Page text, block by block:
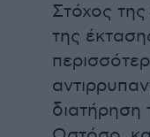
Στόχος της
της
διατήρηση